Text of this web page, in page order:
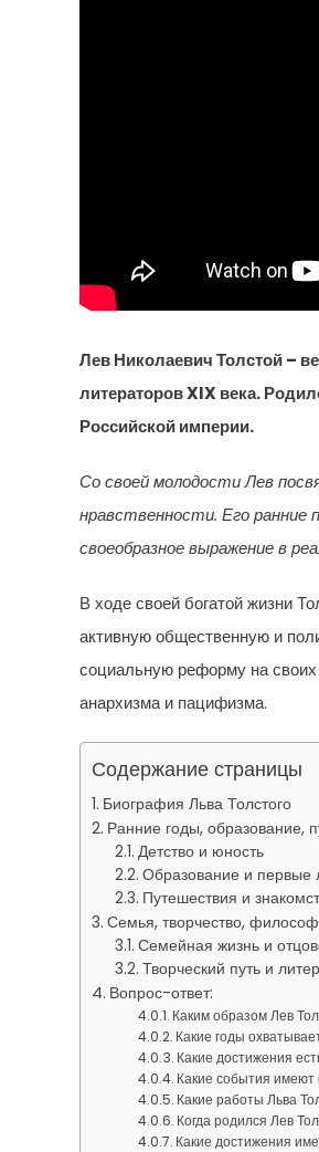
Лев Николаевич Толстой –
литераторов XIX века.
Российской империи.
Со своей молодости Лев
нравственности. Его ранние
своеобразное выражение в
В ходе своей богатой жизни
активную общественную и
социальную реформу на своих
анархизма и пацифизма.
Содержание страницы
Биография Льва Толстого
Ранние годы, образование,
Детство и юность
Образование и первые
Путешествия и
Семья, творчество,
Семейная жизнь и
Творческий путь и
Вопрос-ответ:
Каким образом Лев
Какие годы
Какие достижения
Какие события имеют
Какие работы Льва
Когда родился Лев
Какие достижения